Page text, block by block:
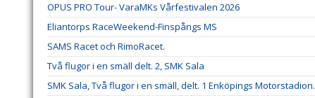
OPUS PRO Tour- VaraMKs Vårfestivalen 2026
Eliantorps RaceWeekend-Finspångs MS
SAMS Racet och RimoRacet.
Två flugor i en smäll delt. 2, SMK Sala
SMK Sala, Två flugor i en smäll, delt. 1 Enköpings Motorstadion.